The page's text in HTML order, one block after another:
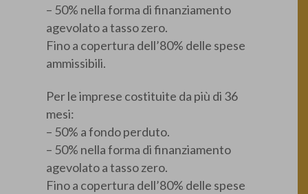
– 50% nella forma di finanziamento
agevolato a tasso zero.
Fino a copertura dell’80% delle spese
ammissibili.
Per le imprese costituite da più di 36
mesi:
– 50% a fondo perduto.
– 50% nella forma di finanziamento
agevolato a tasso zero.
Fino a copertura dell’80% delle spese